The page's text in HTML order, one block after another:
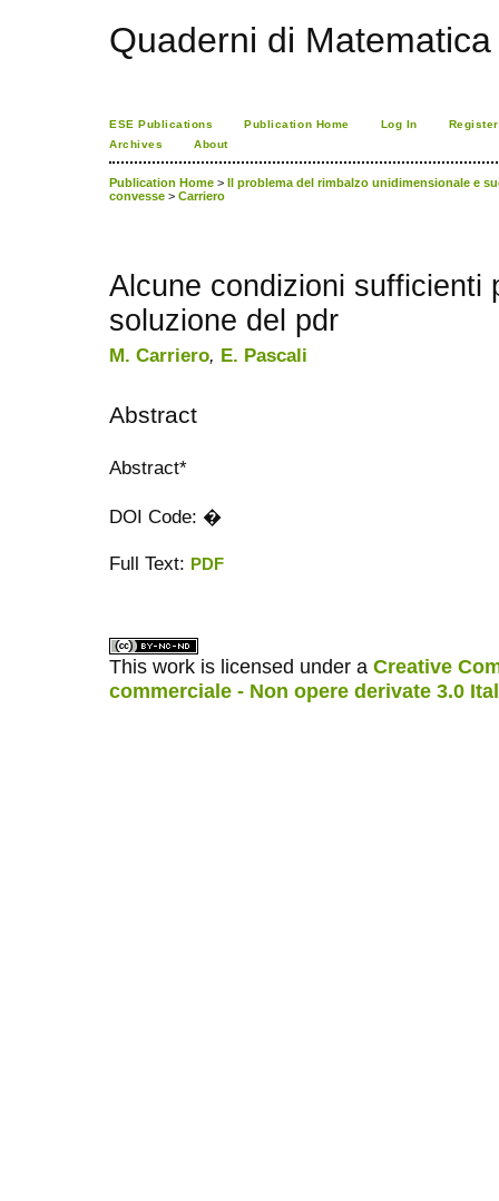
Quaderni di Matematica
ESE Publications Publication Home Log In
Register
Archives
About
Publication Home > Il problema del rimbalzo unidimensionale e
convesse > Carriero
Alcune condizioni sufficienti
soluzione del pdr
M. Carriero, E. Pascali
Abstract
Abstract*
DOI Code: �
Full Text: PDF
This work is licensed under a Creative
commerciale - Non opere derivate 3.0